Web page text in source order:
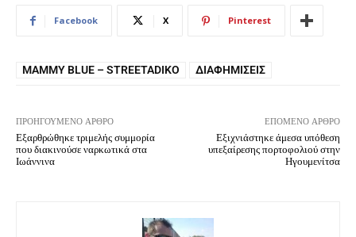
Facebook X Pinterest
MAMMY BLUE – STREETADIKO ΔΙΑΦΗΜΊΣΕΙΣ
ΠΡΟΗΓΟΎΜΕΝΟ ΆΡΘΡΟ
Εξαρθρώθηκε τριμελής συμμορία
που διακινούσε ναρκωτικά στα
Ιωάννινα
ΕΠΌΜΕΝΟ ΆΡΘΡΟ
Εξιχνιάστηκε άμεσα υπόθεση
υπεξαίρεσης πορτοφολιού στην
Ηγουμενίτσα